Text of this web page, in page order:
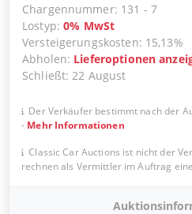
Chargennummer: 131 - 7
Lostyp:0% MwSt
Versteigerungskosten: 15,13%
Abholen: Lieferoptionen
Schließt:22 August
Der Verkäufer bestimmt nach der
- Mehr Informationen
Classic Car Auctions ist nicht der
rechnen als Vermittler im Auftrag